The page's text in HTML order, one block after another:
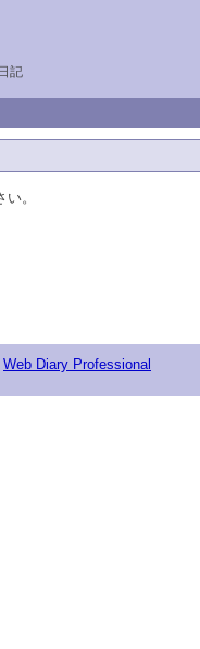
記
。
Web Diary Professional